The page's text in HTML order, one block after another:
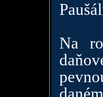
Na